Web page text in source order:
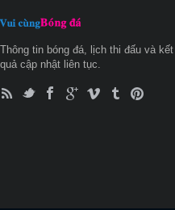
Thông tin bóng đá, lịch thi đấu và kết
quả cập nhật liên tục.